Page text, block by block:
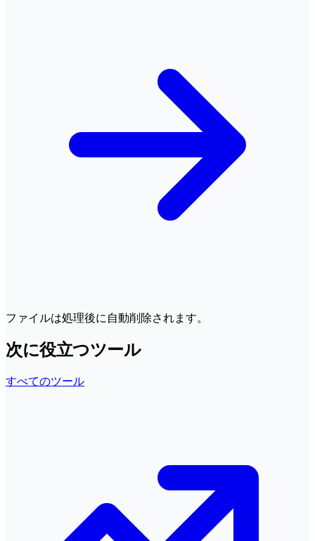
ファイルは処理後に自動削除されます。
次に役立つツール
すべてのツール